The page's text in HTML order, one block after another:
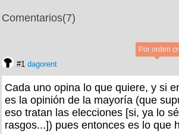
Comentarios(7)
Por orden
#1 dagorent
Cada uno opina lo que quiere, y si
es la opinión de la mayoría (que
eso tratan las elecciones [si, ya lo
rasgos...]) pues entonces es lo que